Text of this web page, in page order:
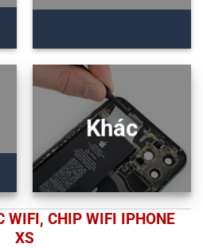
Khác
WIFI, CHIP WIFI IPHONE
XS